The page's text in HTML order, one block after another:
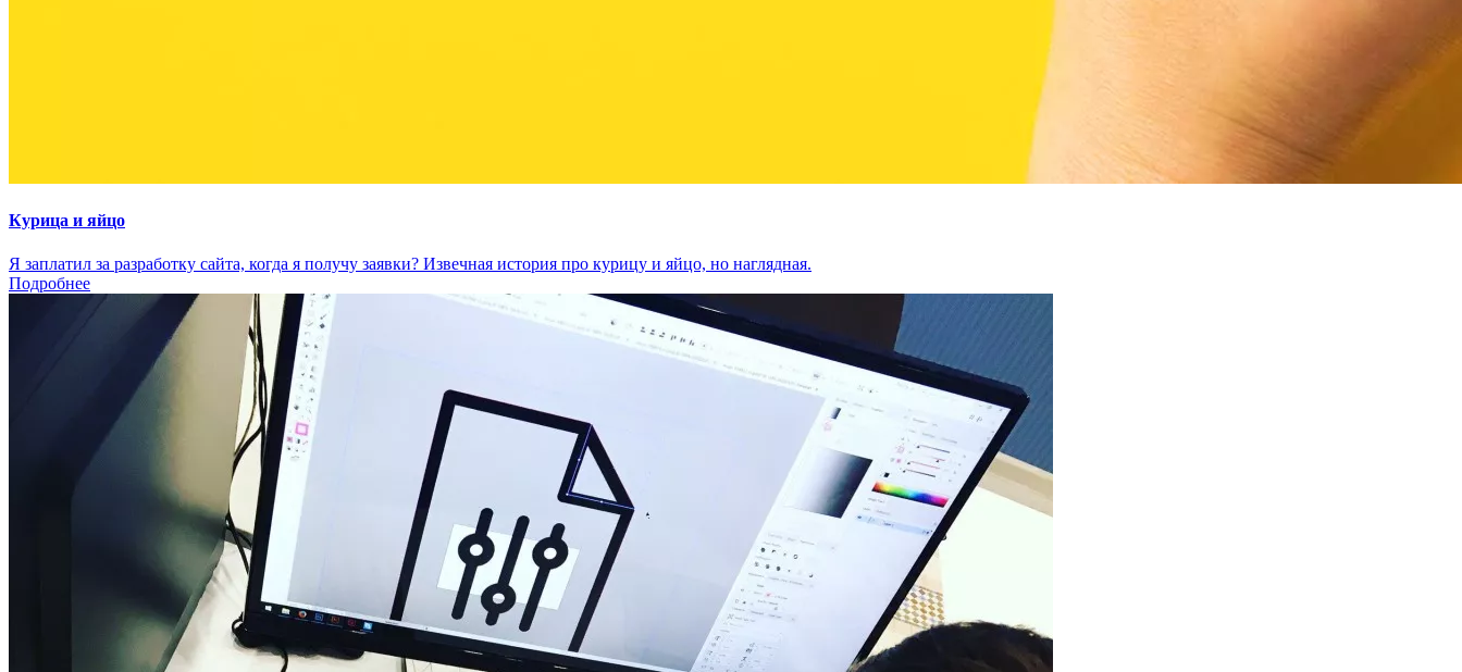
Курица и яйцо
Я заплатил за разработку сайта, когда я получу заявки? Извечная история про курицу и яйцо, но наглядная.
Подробнее